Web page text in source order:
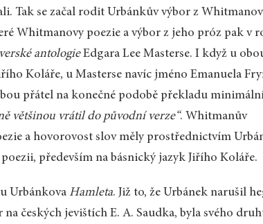
Tak se začal rodit Urbánkův výbor z
Whitmanovy poezie a výbor z jeho próz pak v
antologieEdgara Lee Masterse. I když u
Koláře, u Masterse navíc jméno Emanuela
přátel na konečné podobě překladu
většinou vrátil do původní verze“. Whitmanův
a hovorovost slov měly prostřednictvím
především na básnický jazyk Jiřího Koláře.
Urbánkova Hamleta. Již to, že Urbánek narušil
českých jevištích E. A. Saudka, byla svého